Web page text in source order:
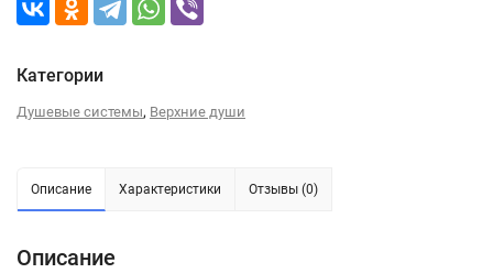
Категории
Душевые системы, Верхние души
Описание Характеристики Отзывы (0)
Описание